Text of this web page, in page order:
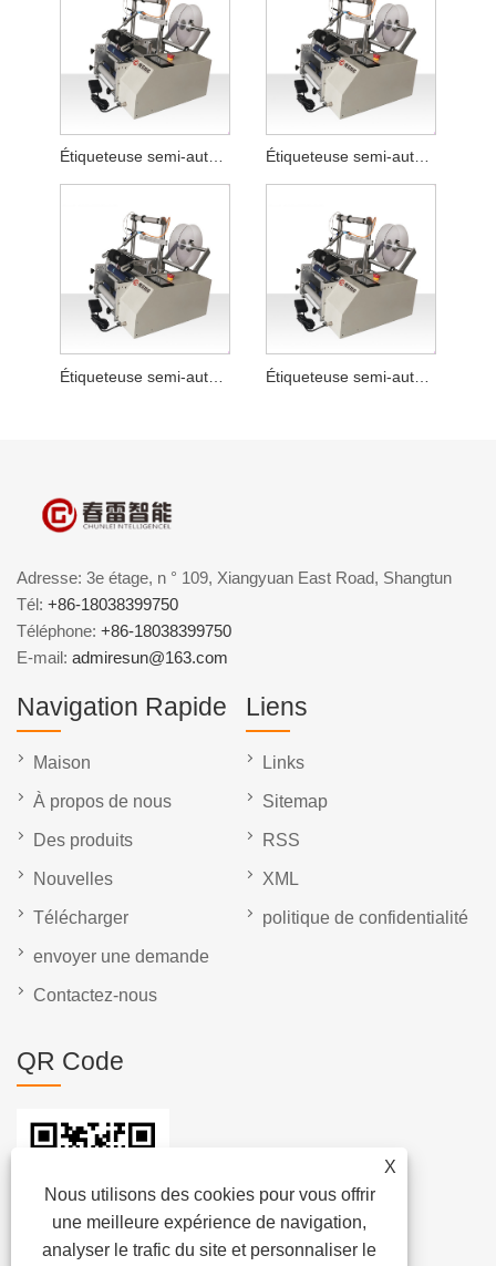
Étiqueteuse semi-automatique pour tuyau de nettoyant facial plat
Étiqueteuse semi-automatique pour sauce chili
X
Nous utilisons des cookies pour vous offrir
une meilleure expérience de navigation,
analyser le trafic du site et personnaliser le
Adresse: 3e étage, n ° 109, Xiangyuan East Road, Shangtun
Tél: +86-18038399750
Téléphone: +86-18038399750
E-mail: admiresun@163.com
Navigation Rapide
Maison
À propos de nous
Des produits
Nouvelles
Télécharger
envoyer une demande
Contactez-nous
Liens
Links
Sitemap
RSS
XML
politique de confidentialité
QR Code